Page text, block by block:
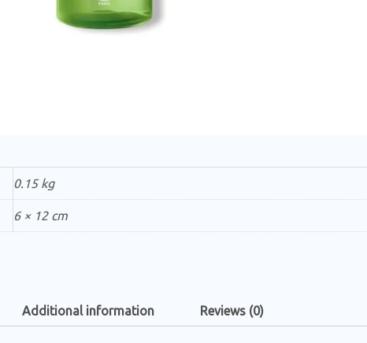
0.15 kg
6 × 12 cm
Additional information Reviews (0)